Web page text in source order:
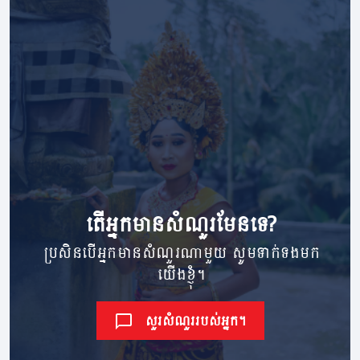
តើ​អ្នក​មាន​សំណួរ​មែនទេ?
ប្រសិនបើអ្នកមានសំណួរណាមួយ សូមទាក់ទងមក
យើងខ្ញុំ។
សួរសំណួររបស់អ្នក។